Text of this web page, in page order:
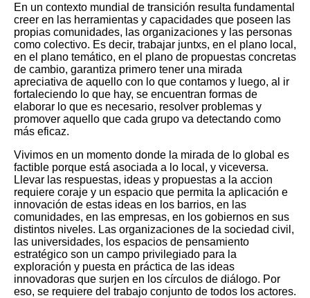
En un contexto mundial de transición resulta fundamental
creer en las herramientas y capacidades que poseen las
propias comunidades, las organizaciones y las personas
como colectivo. Es decir, trabajar juntxs, en el plano local,
en el plano temático, en el plano de propuestas concretas
de cambio, garantiza primero tener una mirada
apreciativa de aquello con lo que contamos y luego, al ir
fortaleciendo lo que hay, se encuentran formas de
elaborar lo que es necesario, resolver problemas y
promover aquello que cada grupo va detectando como
más eficaz.
Vivimos en un momento donde la mirada de lo global es
factible porque está asociada a lo local, y viceversa.
Llevar las respuestas, ideas y propuestas a la accion
requiere coraje y un espacio que permita la aplicación e
innovación de estas ideas en los barrios, en las
comunidades, en las empresas, en los gobiernos en sus
distintos niveles. Las organizaciones de la sociedad civil,
las universidades, los espacios de pensamiento
estratégico son un campo privilegiado para la
exploración y puesta en práctica de las ideas
innovadoras que surjen en los círculos de diálogo. Por
eso, se requiere del trabajo conjunto de todos los actores.